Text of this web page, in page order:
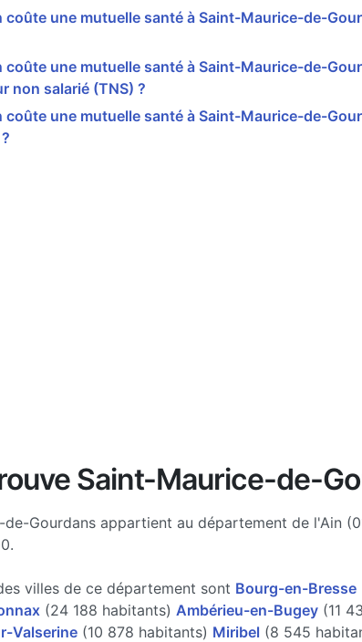
coûte une mutuelle santé à Saint-Maurice-de-
coûte une mutuelle santé à Saint-Maurice-de-
non salarié (TNS) ?
coûte une mutuelle santé à Saint-Maurice-de-
Saint-Maurice-de-
de-Gourdans appartient au département de l'Ain
villes de ce département sont Bourg-en-Bresse
(24 188 habitants) Ambérieu-en-Bugey(11
Valserine(10 878 habitants) Miribel (8 545